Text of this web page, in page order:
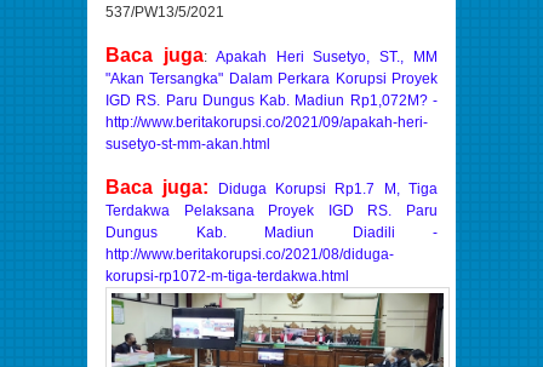
537/PW13/5/2021
Baca juga: Apakah Heri Susetyo, ST., MM
"Akan Tersangka" Dalam Perkara Korupsi Proyek
IGD RS. Paru Dungus Kab. Madiun Rp1,072M? -
http://www.beritakorupsi.co/2021/09/apakah-heri-
susetyo-st-mm-akan.html
Baca juga:
Diduga Korupsi Rp1.7 M, Tiga
Terdakwa Pelaksana Proyek IGD RS. Paru
Dungus Kab. Madiun Diadili -
http://www.beritakorupsi.co/2021/08/diduga-
korupsi-rp1072-m-tiga-terdakwa.html